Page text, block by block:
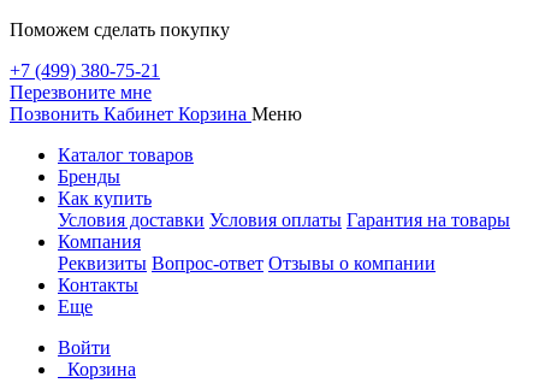
Поможем сделать покупку
+7 (499) 380-75-21
Перезвоните мне
Позвонить Кабинет Корзина Меню
Каталог товаров
Бренды
Как купить
Условия доставки Условия оплаты Гарантия на товары
Компания
Реквизиты Вопрос-ответ Отзывы о компании
Контакты
Еще
Войти
Корзина